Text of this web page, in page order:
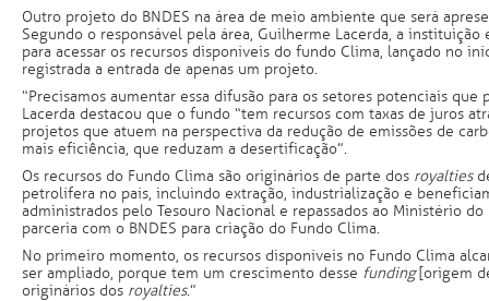
Outro projeto do BNDES na área de meio ambiente que será
Segundo o responsável pela área, Guilherme Lacerda, a instituição
para acessar os recursos disponíveis do fundo Clima, lançado no
registrada a entrada de apenas um projeto.
“Precisamos aumentar essa difusão para os setores potenciais que
Lacerda destacou que o fundo “tem recursos com taxas de juros
projetos que atuem na perspectiva da redução de emissões de
mais eficiência, que reduzam a desertificação”.
Os recursos do Fundo Clima são originários de parte dos royalties
petrolífera no país, incluindo extração, industrialização e
administrados pelo Tesouro Nacional e repassados ao Ministério
parceria com o BNDES para criação do Fundo Clima.
No primeiro momento, os recursos disponíveis no Fundo Clima
ser ampliado, porque tem um crescimento desse funding[origem
originários dos royalties.”